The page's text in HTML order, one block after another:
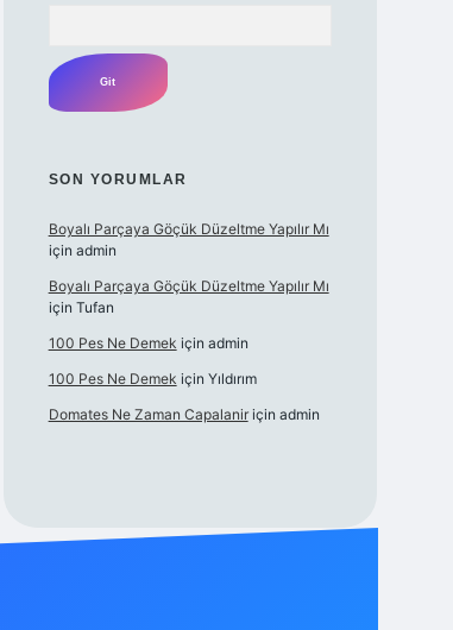
SON YORUMLAR
Boyalı Parçaya Göçük Düzeltme Yapılır Mı
için admin
Boyalı Parçaya Göçük Düzeltme Yapılır Mı
için Tufan
100 Pes Ne Demek için admin
100 Pes Ne Demek için Yıldırım
Domates Ne Zaman Capalaniriçin admin